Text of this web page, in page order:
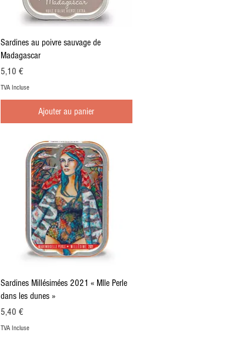
Aperçu rapide
Sardines au poivre sauvage de
Madagascar
Prix
5,10 €
TVA Incluse
Ajouter au panier
Aperçu rapide
Sardines Millésimées 2021 « Mlle Perle
dans les dunes »
Prix
5,40 €
TVA Incluse